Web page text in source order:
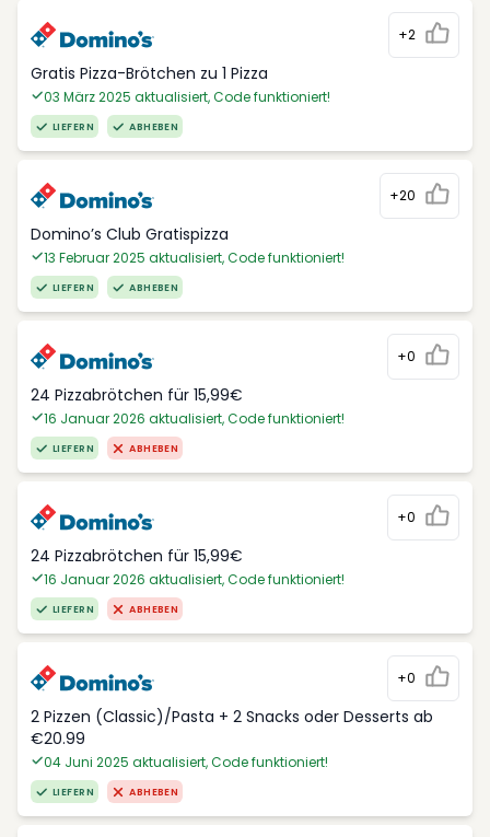
+2
Gratis Pizza-Brötchen zu 1 Pizza
03 März 2025 aktualisiert, Code funktioniert!
LIEFERN ABHEBEN
+20
Domino’s Club Gratispizza
13 Februar 2025 aktualisiert, Code funktioniert!
LIEFERN ABHEBEN
+0
24 Pizzabrötchen für 15,99€
16 Januar 2026 aktualisiert, Code funktioniert!
LIEFERN ABHEBEN
+0
24 Pizzabrötchen für 15,99€
16 Januar 2026 aktualisiert, Code funktioniert!
LIEFERN ABHEBEN
+0
2 Pizzen (Classic)/Pasta + 2 Snacks oder Desserts ab
€20.99
04 Juni 2025 aktualisiert, Code funktioniert!
LIEFERN ABHEBEN